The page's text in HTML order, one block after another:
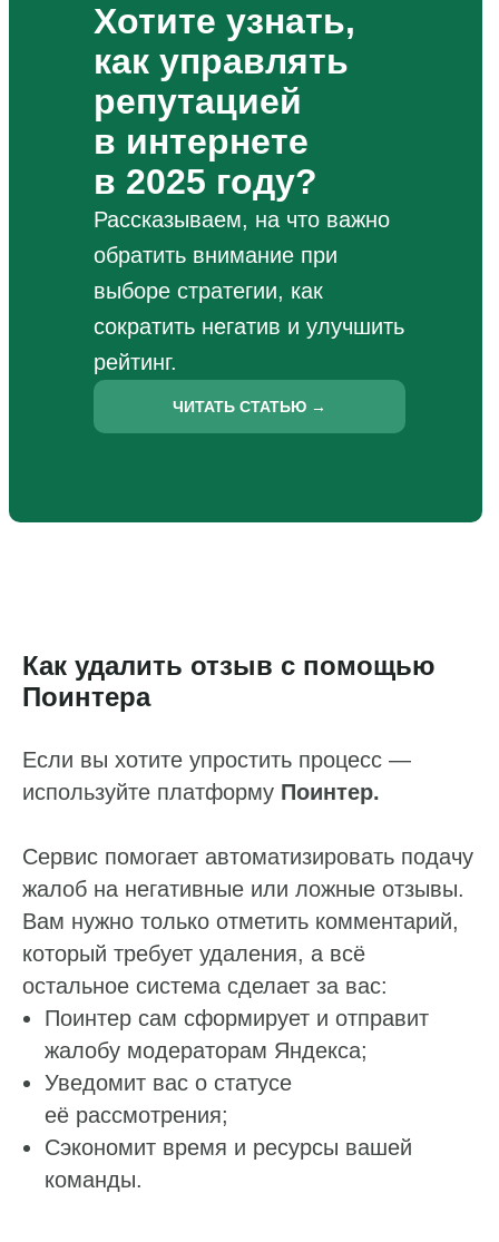
Хотите узнать,
как управлять
репутацией
в интернете
в 2025 году?
Рассказываем, на что важно
обратить внимание при
выборе стратегии, как
сократить негатив и улучшить
рейтинг.
ЧИТАТЬ СТАТЬЮ →
Как удалить отзыв с помощью
Поинтера
Если вы хотите упростить процесс —
используйте платформу Поинтер.
Сервис помогает автоматизировать подачу
жалоб на негативные или ложные отзывы.
Вам нужно только отметить комментарий,
который требует удаления, а всё
остальное система сделает за вас:
Поинтер сам сформирует и отправит
жалобу модераторам Яндекса;
Уведомит вас о статусе
её рассмотрения;
Сэкономит время и ресурсы вашей
команды.